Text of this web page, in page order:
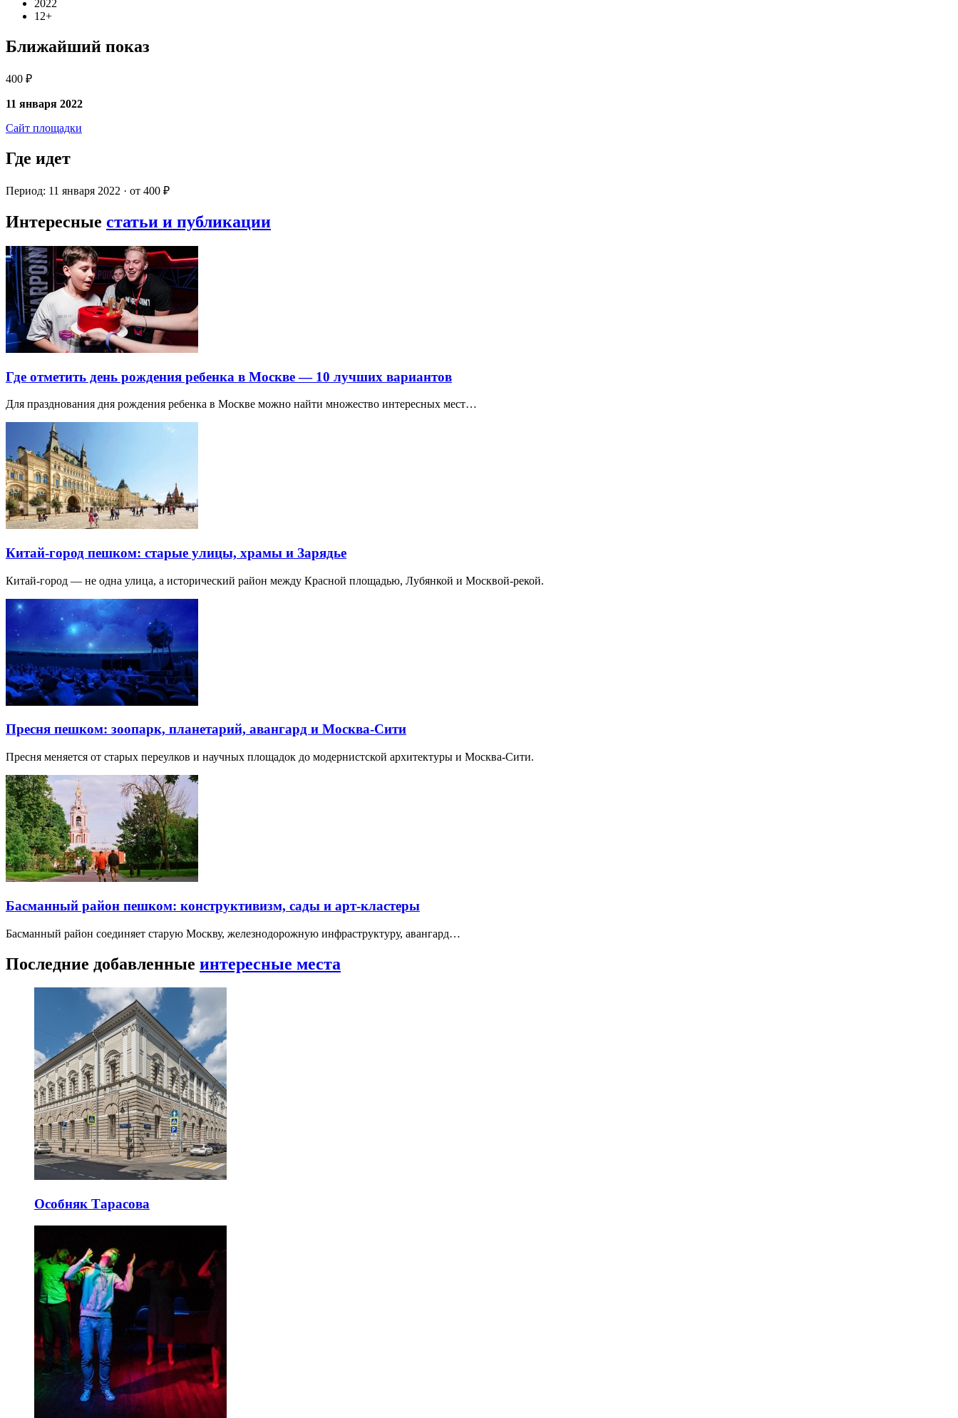
2022
12+
Ближайший показ
400 ₽
11 января 2022
Сайт площадки
Где идет
Период: 11 января 2022 · от 400 ₽
Интересные статьи и публикации
Где отметить день рождения ребенка в Москве — 10 лучших вариантов
Для празднования дня рождения ребенка в Москве можно найти множество интересных мест…
Китай-город пешком: старые улицы, храмы и Зарядье
Китай-город — не одна улица, а исторический район между Красной площадью, Лубянкой и Москвой-рекой.
Пресня пешком: зоопарк, планетарий, авангард и Москва-Сити
Пресня меняется от старых переулков и научных площадок до модернистской архитектуры и Москва-Сити.
Басманный район пешком: конструктивизм, сады и арт-кластеры
Басманный район соединяет старую Москву, железнодорожную инфраструктуру, авангард…
Последние добавленные интересные места
Особняк Тарасова